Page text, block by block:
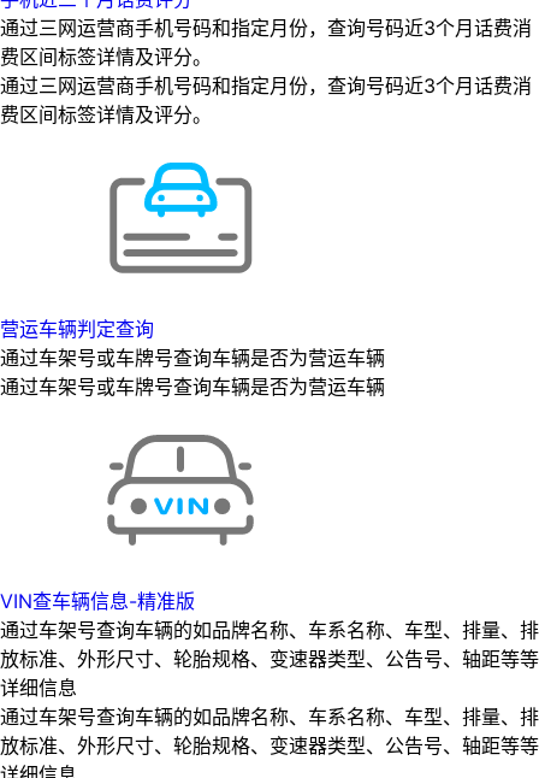
通过三网运营商手机号码和指定月份，查询号码近3个月话费消
费区间标签详情及评分。
通过三网运营商手机号码和指定月份，查询号码近3个月话费消
费区间标签详情及评分。
营运车辆判定查询
通过车架号或车牌号查询车辆是否为营运车辆
通过车架号或车牌号查询车辆是否为营运车辆
VIN查车辆信息-精准版
通过车架号查询车辆的如品牌名称、车系名称、车型、排量、排
放标准、外形尺寸、轮胎规格、变速器类型、公告号、轴距等等
详细信息
通过车架号查询车辆的如品牌名称、车系名称、车型、排量、排
放标准、外形尺寸、轮胎规格、变速器类型、公告号、轴距等等